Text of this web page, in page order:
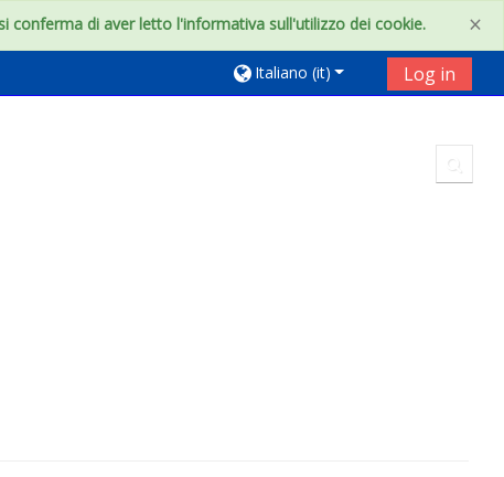
×
conferma di aver letto l'informativa sull'utilizzo dei cookie.
Italiano ‎(it)‎ Log in